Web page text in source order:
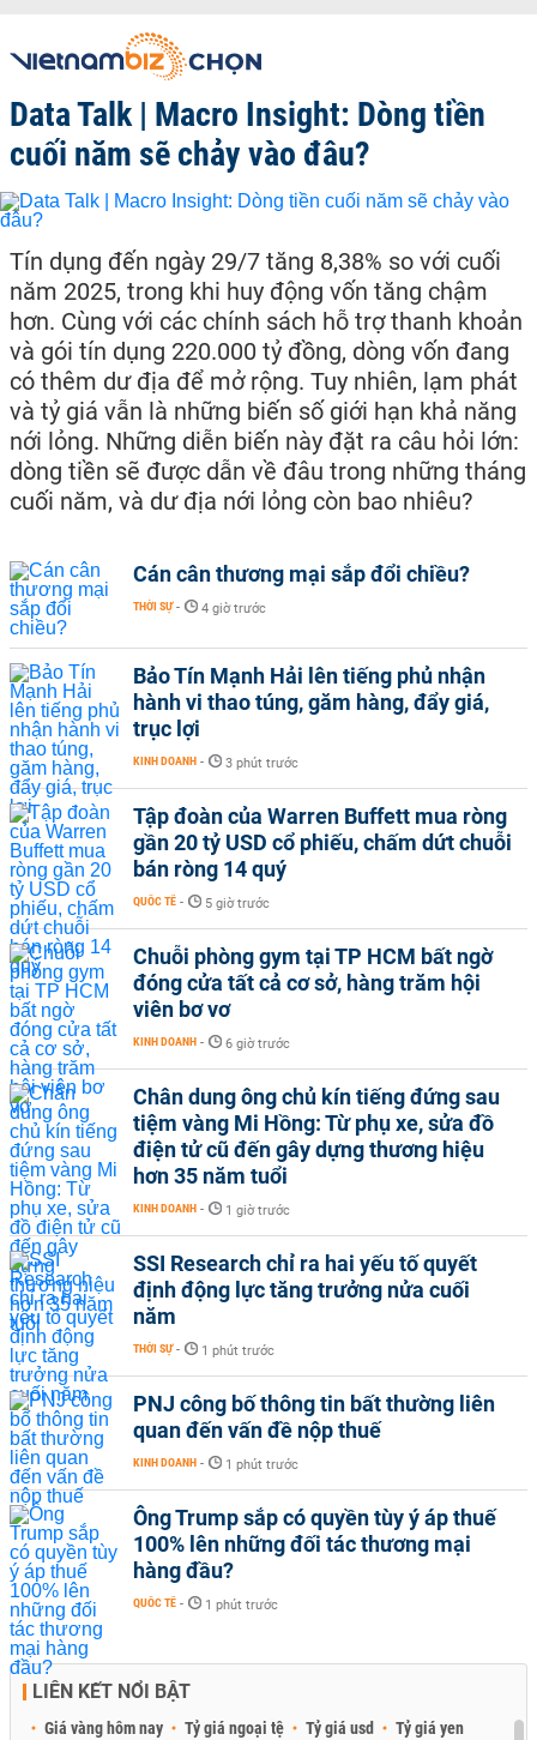
Data Talk | Macro Insight: Dòng tiền
cuối năm sẽ chảy vào đâu?
Tín dụng đến ngày 29/7 tăng 8,38% so với cuối
năm 2025, trong khi huy động vốn tăng chậm
hơn. Cùng với các chính sách hỗ trợ thanh khoản
và gói tín dụng 220.000 tỷ đồng, dòng vốn đang
có thêm dư địa để mở rộng. Tuy nhiên, lạm phát
và tỷ giá vẫn là những biến số giới hạn khả năng
nới lỏng. Những diễn biến này đặt ra câu hỏi lớn:
dòng tiền sẽ được dẫn về đâu trong những tháng
cuối năm, và dư địa nới lỏng còn bao nhiêu?
Cán cân thương mại sắp đổi chiều?
THỜI SỰ - 4 giờ trước
Bảo Tín Mạnh Hải lên tiếng phủ nhận
hành vi thao túng, găm hàng, đẩy giá,
trục lợi
KINH DOANH - 3 phút trước
Tập đoàn của Warren Buffett mua ròng
gần 20 tỷ USD cổ phiếu, chấm dứt chuỗi
bán ròng 14 quý
QUỐC TẾ - 5 giờ trước
Chuỗi phòng gym tại TP HCM bất ngờ
đóng cửa tất cả cơ sở, hàng trăm hội
viên bơ vơ
KINH DOANH - 6 giờ trước
Chân dung ông chủ kín tiếng đứng sau
tiệm vàng Mi Hồng: Từ phụ xe, sửa đồ
điện tử cũ đến gây dựng thương hiệu
hơn 35 năm tuổi
KINH DOANH - 1 giờ trước
SSI Research chỉ ra hai yếu tố quyết
định động lực tăng trưởng nửa cuối
năm
THỜI SỰ - 1 phút trước
PNJ công bố thông tin bất thường liên
quan đến vấn đề nộp thuế
KINH DOANH - 1 phút trước
Ông Trump sắp có quyền tùy ý áp thuế
100% lên những đối tác thương mại
hàng đầu?
QUỐC TẾ - 1 phút trước
LIÊN KẾT NỔI BẬT
Giá vàng hôm nay Tỷ giá ngoại tệ Tỷ giá usd Tỷ giá yen